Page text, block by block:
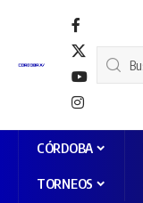
CÓRDOBA
TORNEOS